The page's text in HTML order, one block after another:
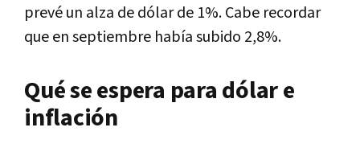
prevé un alza de dólar de 1%. Cabe recordar
que en septiembre había subido 2,8%.
Qué se espera para dólar e
inflación